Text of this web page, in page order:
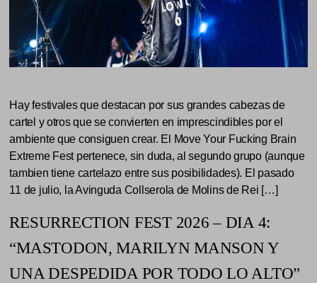
Hay festivales que destacan por sus grandes cabezas de
cartel y otros que se convierten en imprescindibles por el
ambiente que consiguen crear. El Move Your Fucking Brain
Extreme Fest pertenece, sin duda, al segundo grupo (aunque
tambien tiene cartelazo entre sus posibilidades). El pasado
11 de julio, la Avinguda Collserola de Molins de Rei […]
RESURRECTION FEST 2026 – DIA 4:
“MASTODON, MARILYN MANSON Y
UNA DESPEDIDA POR TODO LO ALTO”